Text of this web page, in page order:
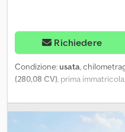
Richiedere
Condizione:usata,
(280,08 CV) , prima
assi, freni:ritardatore, tipo di
, Anno di